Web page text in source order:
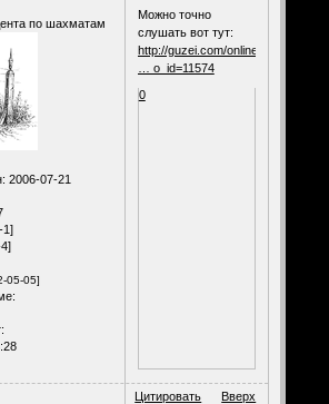
по шахматам
: 2006-07-21
1]
05-05]
Можно точно
слушать вот тут:
http://guzei.com/online_radio/
… o_id=11574
0
Цитировать Вверх